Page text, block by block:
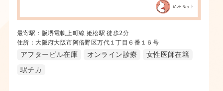
最寄駅：阪堺電軌上町線 姫松駅 徒歩2分
住所：大阪府大阪市阿倍野区万代１丁目６番１６号
アフターピル在庫 オンライン診療
女性医師在籍
駅チカ